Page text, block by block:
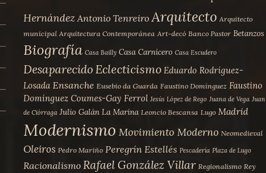
Hernández Antonio Tenreiro Arquitecto Arquitecto
municipal Arquitectura Contemporánea Art-decó Banco Pastor Betanzos
Biografía Casa Bailly Casa Carnicero Casa Escudero
DesaparecidoEclecticismo Eduardo Rodríguez-
Losada Ensanche Eusebio da Guarda Faustino Domínguez Faustino
Domínguez Coumes-Gay Ferrol Jesús López de Rego Juana de Vega Juan
de Ciórraga Julio Galán La Marina Leoncio Bescansa Lugo Madrid
Modernismo Movimiento Moderno Neomedieval
Oleiros Pedro Mariño Peregrín Estellés Pescadería Plaza de Lugo
Racionalismo Rafael González Villar Regionalismo Rey